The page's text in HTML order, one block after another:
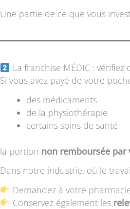
Une partie de ce que vous
La franchise MÉDIC : vérifiez
Si vous avez payé de votre
des médicaments
de la physiothérapie
certains soins de santé
la portion non remboursée par
Dans notre industrie, où le
Demandez à votre
Conservez également les